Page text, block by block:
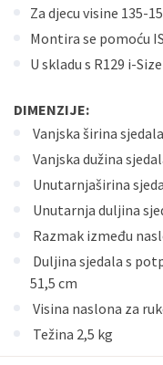
Za djecu visine 135-
Montira se pomoću
U skladu s R129 i-
DIMENZIJE:
Vanjska širina
Vanjska dužina
Unutarnjaširina
Unutarnja duljina
Razmak između
Duljina sjedala s
51,5 cm
Visina naslona za
Težina 2,5 kg